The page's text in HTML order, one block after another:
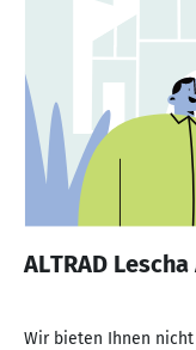
ALTRAD
Wir bieten Ihnen